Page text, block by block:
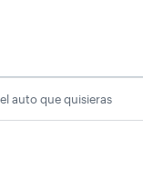
auto que quisieras